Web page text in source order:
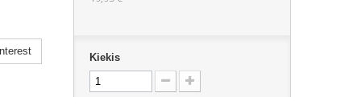
Kiekis